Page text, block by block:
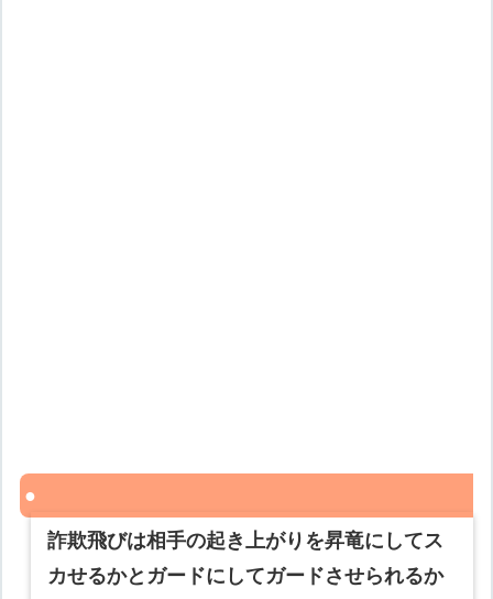
詐欺飛びは相手の起き上がりを昇竜にしてス
カせるかとガードにしてガードさせられるか